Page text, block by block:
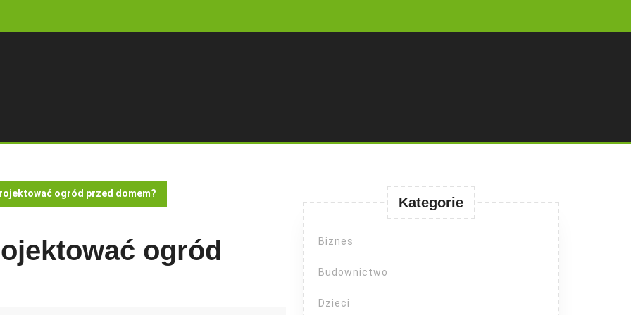
ogród przed domem?
ogród
Kategorie
Biznes
Budownictwo
Dzieci